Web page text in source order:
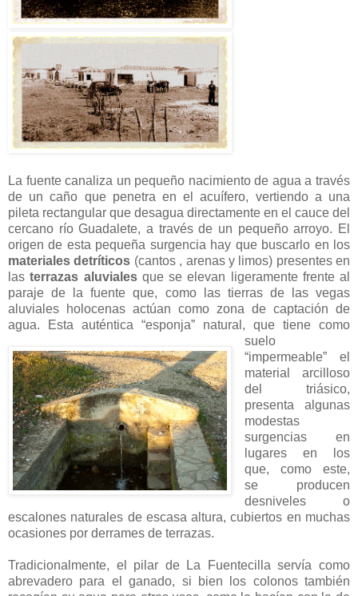
La fuente canaliza un pequeño nacimiento de agua a través
de un caño que penetra en el acuífero, vertiendo a una
pileta rectangular que desagua directamente en el cauce del
cercano río Guadalete, a través de un pequeño arroyo. El
origen de esta pequeña surgencia hay que buscarlo en los
materiales detríticos (cantos , arenas y limos) presentes en
lasterrazas aluvialesque se elevan ligeramente frente al
paraje de la fuente que, como las tierras de las vegas
aluviales holocenas actúan como zona de captación de
agua. Esta auténtica “esponja” natural, que tiene como
suelo
“impermeable” el
material arcilloso
del triásico,
presenta algunas
modestas
surgencias en
lugares en los
que, como este,
se producen
desniveles o
escalones naturales de escasa altura, cubiertos en muchas
ocasiones por derrames de terrazas.
Tradicionalmente, el pilar de La Fuentecilla servía como
abrevadero para el ganado, si bien los colonos también